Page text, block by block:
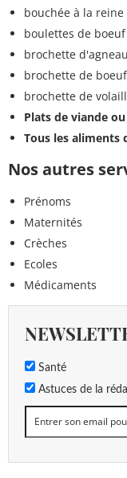
bouchée à la reine
boulettes de
brochette d'agneau
brochette de boeuf
brochette de
Plats de viande
Tous les aliments
Nos autres
Prénoms
Maternités
Crèches
Ecoles
Médicaments
Santé
Astuces de la